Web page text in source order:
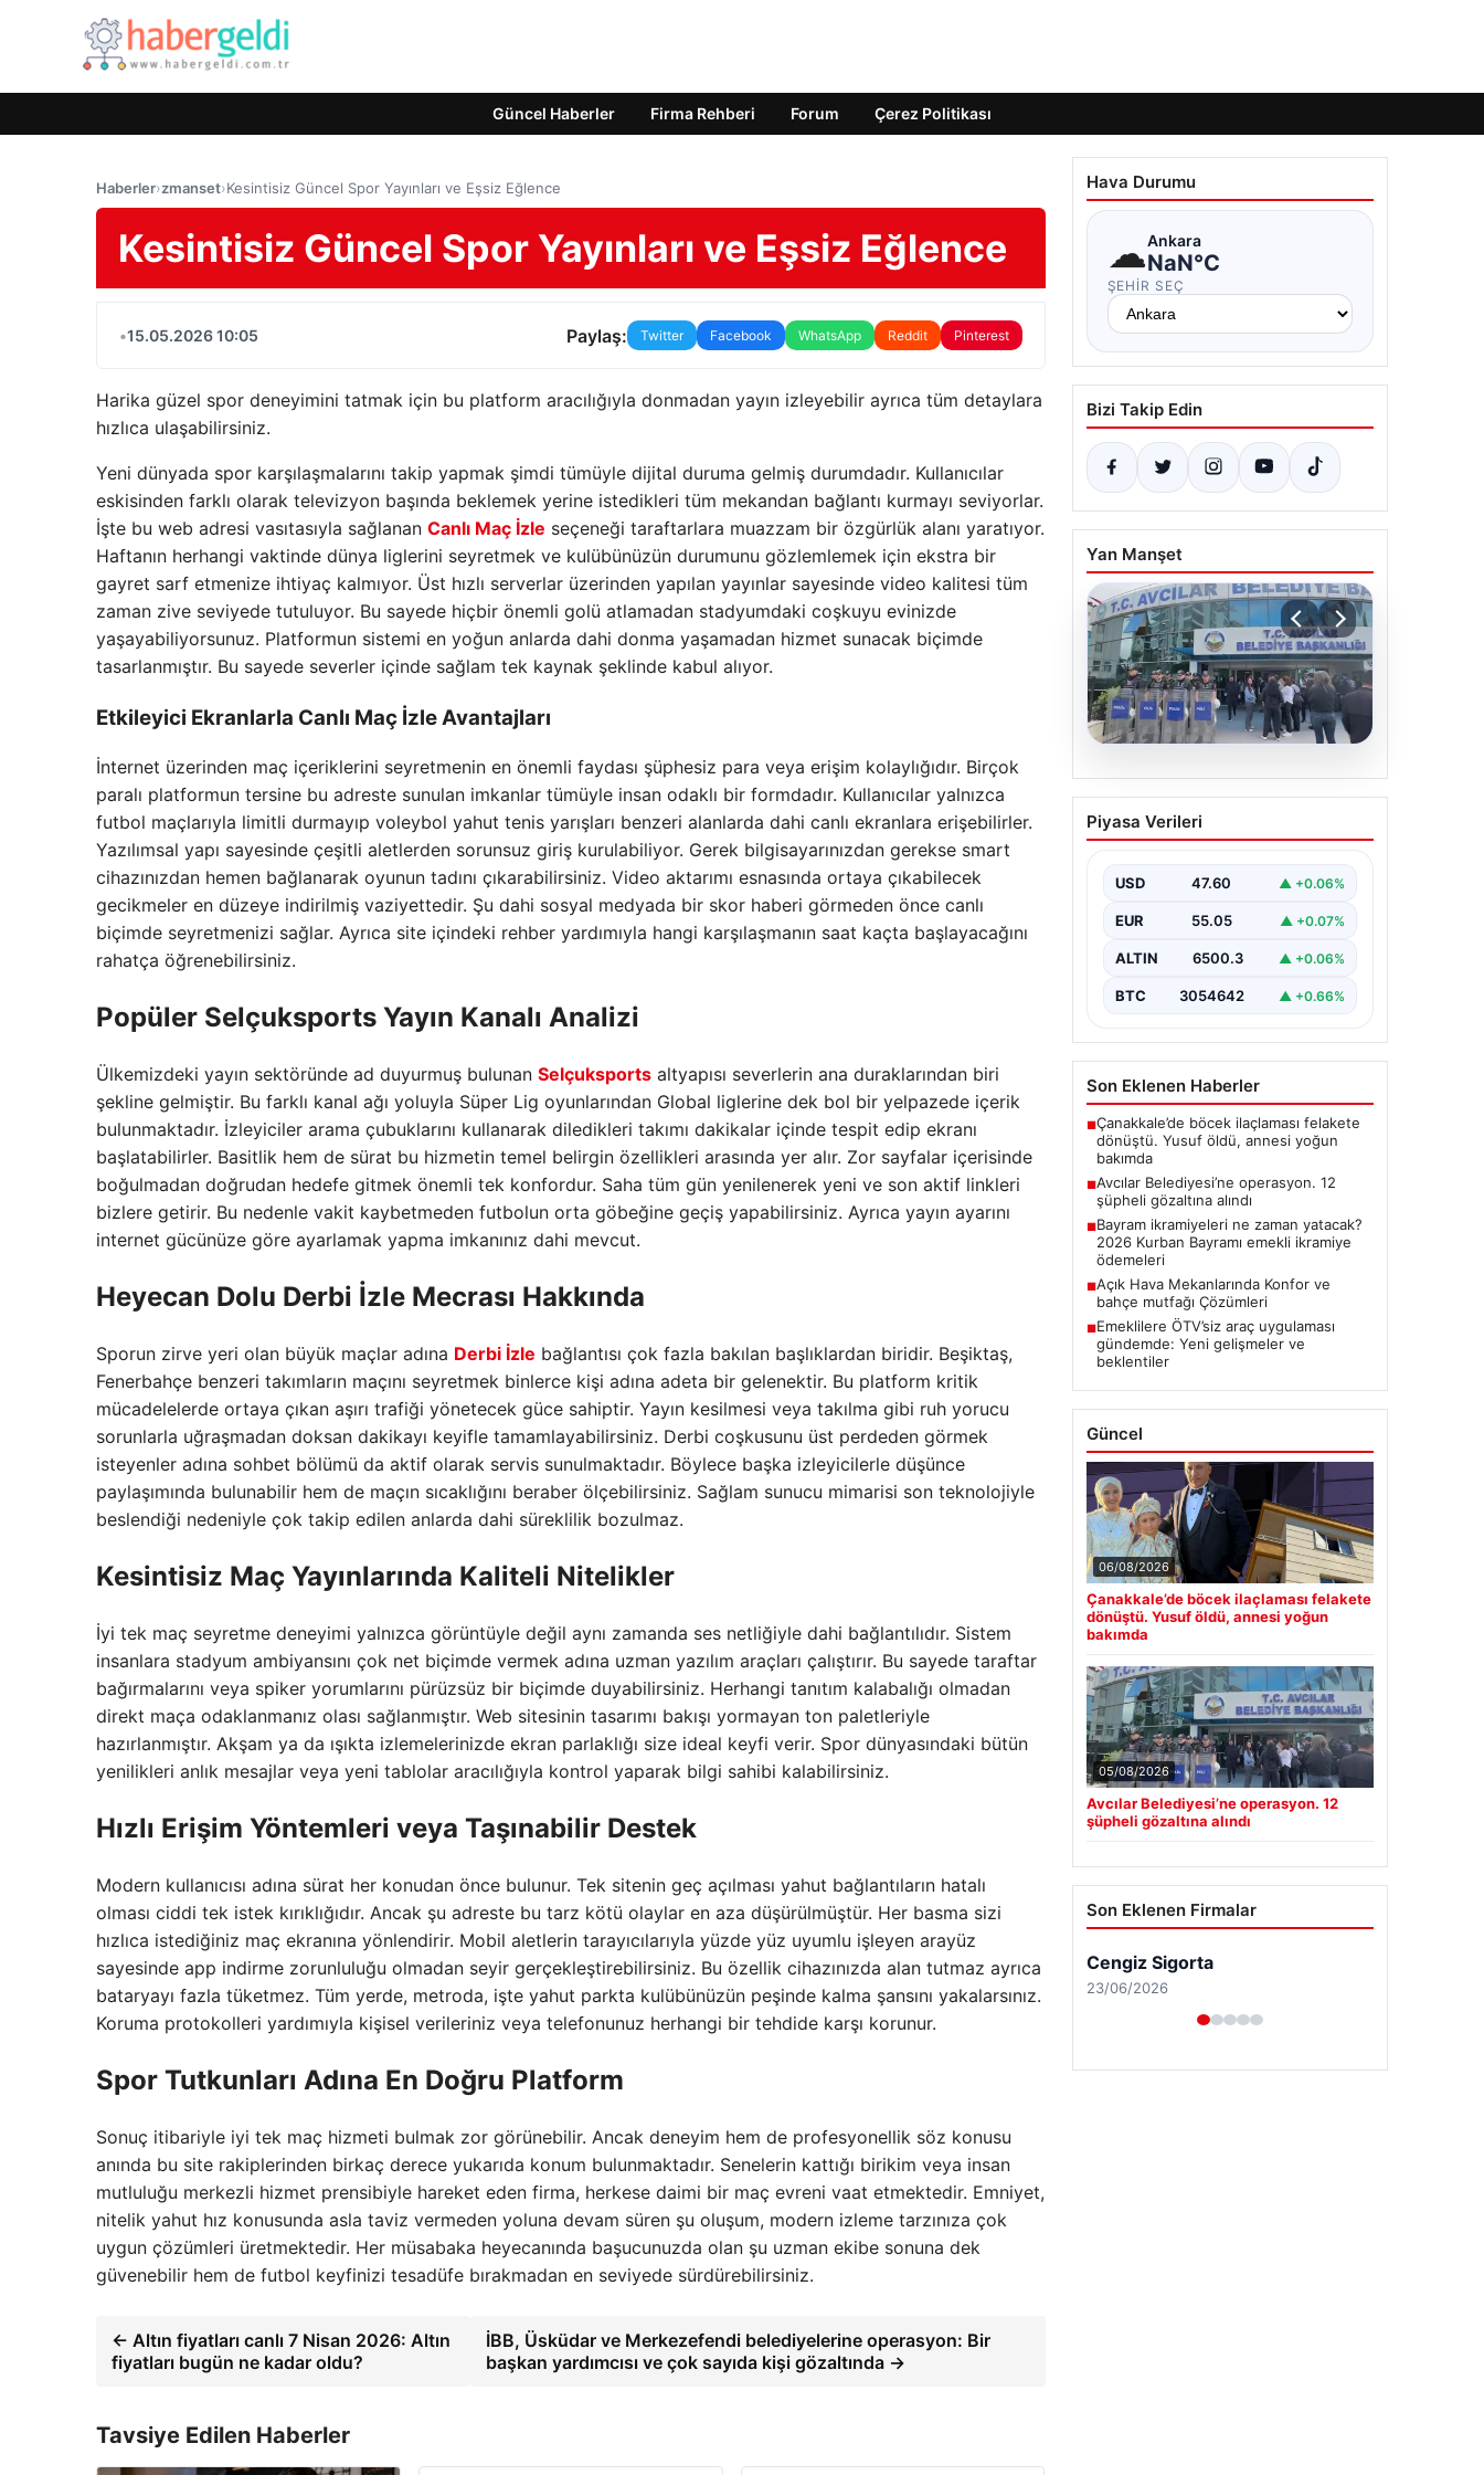
Güncel Haberler Firma Rehberi Forum Çerez Politikası
Haberler›zmanset›Kesintisiz Güncel Spor Yayınları ve Eşsiz Eğlence
Kesintisiz Güncel Spor Yayınları ve Eşsiz Eğlence
•15.05.2026 10:05 Paylaş: Twitter Facebook WhatsApp Reddit Pinterest
Harika güzel spor deneyimini tatmak için bu platform aracılığıyla donmadan yayın izleyebilir ayrıca tüm detaylara
hızlıca ulaşabilirsiniz.
Yeni dünyada spor karşılaşmalarını takip yapmak şimdi tümüyle dijital duruma gelmiş durumdadır. Kullanıcılar
eskisinden farklı olarak televizyon başında beklemek yerine istedikleri tüm mekandan bağlantı kurmayı seviyorlar.
İşte bu web adresi vasıtasıyla sağlanan Canlı Maç İzle seçeneği taraftarlara muazzam bir özgürlük alanı yaratıyor.
Haftanın herhangi vaktinde dünya liglerini seyretmek ve kulübünüzün durumunu gözlemlemek için ekstra bir
gayret sarf etmenize ihtiyaç kalmıyor. Üst hızlı serverlar üzerinden yapılan yayınlar sayesinde video kalitesi tüm
zaman zive seviyede tutuluyor. Bu sayede hiçbir önemli golü atlamadan stadyumdaki coşkuyu evinizde
yaşayabiliyorsunuz. Platformun sistemi en yoğun anlarda dahi donma yaşamadan hizmet sunacak biçimde
tasarlanmıştır. Bu sayede severler içinde sağlam tek kaynak şeklinde kabul alıyor.
Etkileyici Ekranlarla Canlı Maç İzleAvantajları
İnternet üzerinden maç içeriklerini seyretmenin en önemli faydası şüphesiz para veya erişim kolaylığıdır. Birçok
paralı platformun tersine bu adreste sunulan imkanlar tümüyle insan odaklı bir formdadır. Kullanıcılar yalnızca
futbol maçlarıyla limitli durmayıp voleybol yahut tenis yarışları benzeri alanlarda dahi canlı ekranlara erişebilirler.
Yazılımsal yapı sayesinde çeşitli aletlerden sorunsuz giriş kurulabiliyor. Gerek bilgisayarınızdan gerekse smart
cihazınızdan hemen bağlanarak oyunun tadını çıkarabilirsiniz. Video aktarımı esnasında ortaya çıkabilecek
gecikmeler en düzeye indirilmiş vaziyettedir. Şu dahi sosyal medyada bir skor haberi görmeden önce canlı
biçimde seyretmenizi sağlar. Ayrıca site içindeki rehber yardımıyla hangi karşılaşmanın saat kaçta başlayacağını
rahatça öğrenebilirsiniz.
Popüler Selçuksports Yayın Kanalı Analizi
Ülkemizdeki yayın sektöründe ad duyurmuş bulunan Selçuksports altyapısı severlerin ana duraklarından biri
şekline gelmiştir. Bu farklı kanal ağı yoluyla Süper Lig oyunlarından Global liglerine dek bol bir yelpazede içerik
bulunmaktadır. İzleyiciler arama çubuklarını kullanarak diledikleri takımı dakikalar içinde tespit edip ekranı
başlatabilirler. Basitlik hem de sürat bu hizmetin temel belirgin özellikleri arasında yer alır. Zor sayfalar içerisinde
boğulmadan doğrudan hedefe gitmek önemli tek konfordur. Saha tüm gün yenilenerek yeni ve son aktif linkleri
bizlere getirir. Bu nedenle vakit kaybetmeden futbolun orta göbeğine geçiş yapabilirsiniz. Ayrıca yayın ayarını
internet gücünüze göre ayarlamak yapma imkanınız dahi mevcut.
Heyecan Dolu Derbi İzle Mecrası Hakkında
Sporun zirve yeri olan büyük maçlar adına Derbi İzle bağlantısı çok fazla bakılan başlıklardan biridir. Beşiktaş,
Fenerbahçe benzeri takımların maçını seyretmek binlerce kişi adına adeta bir gelenektir. Bu platform kritik
mücadelelerde ortaya çıkan aşırı trafiği yönetecek güce sahiptir. Yayın kesilmesi veya takılma gibi ruh yorucu
sorunlarla uğraşmadan doksan dakikayı keyifle tamamlayabilirsiniz. Derbi coşkusunu üst perdeden görmek
isteyenler adına sohbet bölümü da aktif olarak servis sunulmaktadır. Böylece başka izleyicilerle düşünce
paylaşımında bulunabilir hem de maçın sıcaklığını beraber ölçebilirsiniz. Sağlam sunucu mimarisi son teknolojiyle
beslendiği nedeniyle çok takip edilen anlarda dahi süreklilik bozulmaz.
Kesintisiz Maç Yayınlarında Kaliteli Nitelikler
İyi tek maç seyretme deneyimi yalnızca görüntüyle değil aynı zamanda ses netliğiyle dahi bağlantılıdır. Sistem
insanlara stadyum ambiyansını çok net biçimde vermek adına uzman yazılım araçları çalıştırır. Bu sayede taraftar
bağırmalarını veya spiker yorumlarını pürüzsüz bir biçimde duyabilirsiniz. Herhangi tanıtım kalabalığı olmadan
direkt maça odaklanmanız olası sağlanmıştır. Web sitesinin tasarımı bakışı yormayan ton paletleriyle
hazırlanmıştır. Akşam ya da ışıkta izlemelerinizde ekran parlaklığı size ideal keyfi verir. Spor dünyasındaki bütün
yenilikleri anlık mesajlar veya yeni tablolar aracılığıyla kontrol yaparak bilgi sahibi kalabilirsiniz.
Hızlı Erişim Yöntemleri veya Taşınabilir Destek
Modern kullanıcısı adına sürat her konudan önce bulunur. Tek sitenin geç açılması yahut bağlantıların hatalı
olması ciddi tek istek kırıklığıdır. Ancak şu adreste bu tarz kötü olaylar en aza düşürülmüştür. Her basma sizi
hızlıca istediğiniz maç ekranına yönlendirir. Mobil aletlerin tarayıcılarıyla yüzde yüz uyumlu işleyen arayüz
sayesinde app indirme zorunluluğu olmadan seyir gerçekleştirebilirsiniz. Bu özellik cihazınızda alan tutmaz ayrıca
bataryayı fazla tüketmez. Tüm yerde, metroda, işte yahut parkta kulübünüzün peşinde kalma şansını yakalarsınız.
Koruma protokolleri yardımıyla kişisel verileriniz veya telefonunuz herhangi bir tehdide karşı korunur.
Spor Tutkunları Adına En Doğru Platform
Sonuç itibariyle iyi tek maç hizmeti bulmak zor görünebilir. Ancak deneyim hem de profesyonellik söz konusu
anında bu site rakiplerinden birkaç derece yukarıda konum bulunmaktadır. Senelerin kattığı birikim veya insan
mutluluğu merkezli hizmet prensibiyle hareket eden firma, herkese daimi bir maç evreni vaat etmektedir. Emniyet,
nitelik yahut hız konusunda asla taviz vermeden yoluna devam süren şu oluşum, modern izleme tarzınıza çok
uygun çözümleri üretmektedir. Her müsabaka heyecanında başucunuzda olan şu uzman ekibe sonuna dek
güvenebilir hem de futbol keyfinizi tesadüfe bırakmadan en seviyede sürdürebilirsiniz.
← Altın fiyatları canlı 7 Nisan 2026: Altın
fiyatları bugün ne kadar oldu?
İBB, Üsküdar ve Merkezefendi belediyelerine operasyon: Bir
başkan yardımcısı ve çok sayıda kişi gözaltında →
Tavsiye Edilen Haberler
Hava Durumu
☁Ankara
NaN°C
ŞEHIR SEÇ
Bizi Takip Edin
Yan Manşet
05.08.2026
Avcılar Belediyesi’ne
operasyon. 12 şüpheli
Piyasa Verileri
USD 47.60 ▲ +0.06%
EUR 55.05 ▲ +0.07%
ALTIN 6500.3 ▲ +0.06%
BTC 3054642 ▲ +0.66%
Son Eklenen Haberler
■Çanakkale’de böcek ilaçlaması felakete
dönüştü. Yusuf öldü, annesi yoğun
bakımda
■Avcılar Belediyesi’ne operasyon. 12
şüpheli gözaltına alındı
■Bayram ikramiyeleri ne zaman yatacak?
2026 Kurban Bayramı emekli ikramiye
ödemeleri
■Açık Hava Mekanlarında Konfor ve
bahçe mutfağı Çözümleri
■Emeklilere ÖTV’siz araç uygulaması
gündemde: Yeni gelişmeler ve
beklentiler
Güncel
06/08/2026
Çanakkale’de böcek ilaçlaması felakete
dönüştü. Yusuf öldü, annesi yoğun
bakımda
05/08/2026
Avcılar Belediyesi’ne operasyon. 12
şüpheli gözaltına alındı
Son Eklenen Firmalar